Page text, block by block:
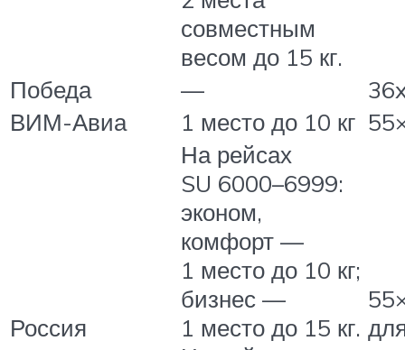
совместным
весом до 15 кг.
Победа —
ВИМ-Авиа
1 место до 10 кг
Россия
На рейсах
SU 6000–6999:
эконом,
комфорт —
1 место до 10 кг;
бизнес —
1 место до 15 кг.